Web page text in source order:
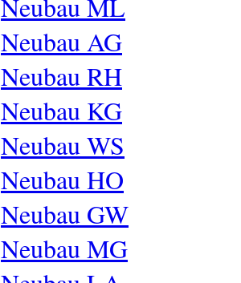
Neubau ML
Neubau AG
Neubau RH
Neubau KG
Neubau WS
Neubau HO
Neubau GW
Neubau MG